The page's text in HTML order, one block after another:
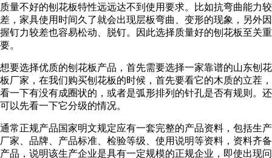
质量不好的刨花板特性远远达不到使用要求。比如抗弯曲能力较
差，家具使用时间久了就会出现层板弯曲、变形的现象，另外因
握钉力较差也容易松动、脱钉。因此选择质量好的刨花板至关重
要。
想要选择优质的刨花板产品，首先需要选择一家靠谱的山东刨花
板厂家，在我们购买刨花板的时候，首先要看它的木质的立茬，
看一下有没有成圈状的，或者是弧形排列的针孔是否有规则。还
可以先看一下它分级的情况。
通常正规产品国家明文规定应有一套完整的产品资料，包括生产
厂家、品牌、产品标准、检验等级、使用说明等资料，资料齐备
产品，说明该生产企业是具有一定规模的正规企业，即使出现问